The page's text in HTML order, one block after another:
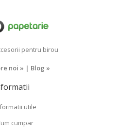
pentru birou
noi » | Blog »
utile
cumpar